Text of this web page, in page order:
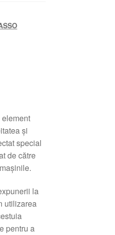
și
special
de către
la
utilizarea
pentru a